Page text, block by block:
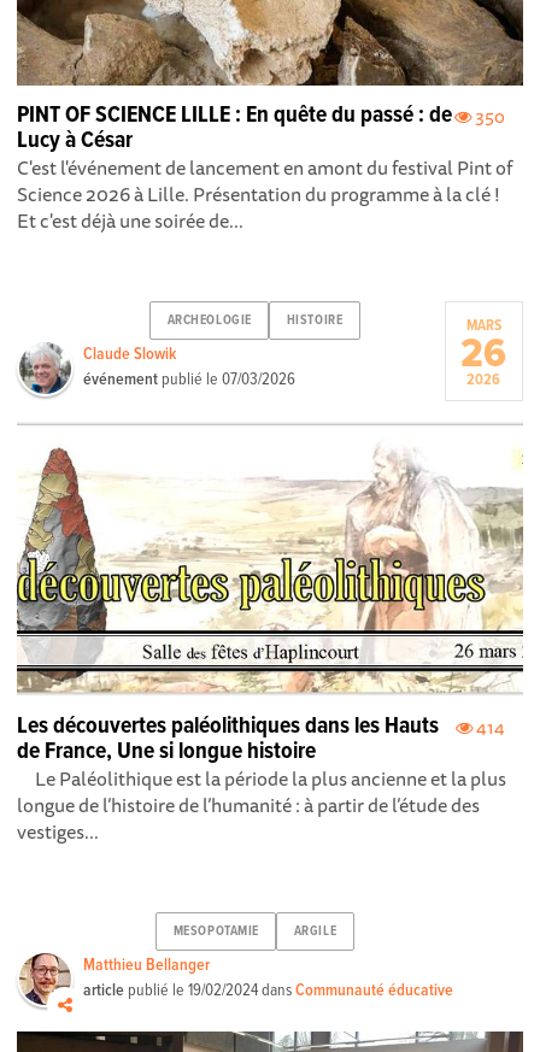
350
PINT OF SCIENCE LILLE : En quête du passé : de
Lucy à César
C'est l'événement de lancement en amont du festival Pint of
Science 2026 à Lille. Présentation du programme à la clé !
Et c'est déjà une soirée de...
ARCHEOLOGIE HISTOIRE
Claude Slowik
événement publié le07/03/2026
MARS
26
2026
414
Les découvertes paléolithiques dans les Hauts
de France, Une si longue histoire
Le Paléolithique est la période la plus ancienne et la plus
longue de l’histoire de l’humanité : à partir de l’étude des
vestiges...
MESOPOTAMIE ARGILE
Matthieu Bellanger
article publié le19/02/2024dansCommunauté éducative